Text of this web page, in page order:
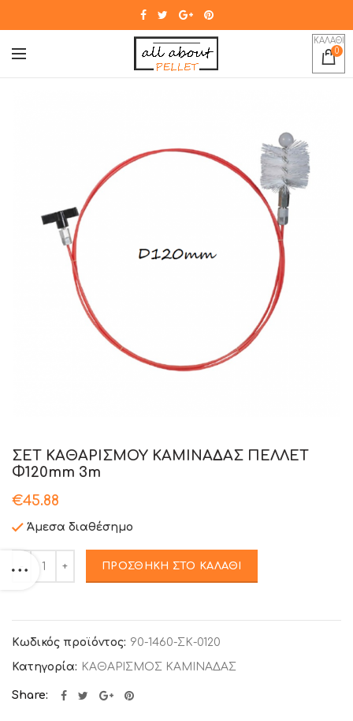
ΚΑΛΑΘΙ
0
ΣΕΤ ΚΑΘΑΡΙΣΜΟΥ ΚΑΜΙΝΑΔΑΣ ΠΕΛΛΕΤ
Φ120mm 3m
€45.88
Άμεσα διαθέσημο
Ποσότητα
ΠΡΟΣΘΉΚΗ ΣΤΟ ΚΑΛΆΘΙ
Κωδικός προϊόντος: 90-1460-ΣΚ-0120
Κατηγορία: ΚΑΘΑΡΙΣΜΟΣ ΚΑΜΙΝΑΔΑΣ
Share